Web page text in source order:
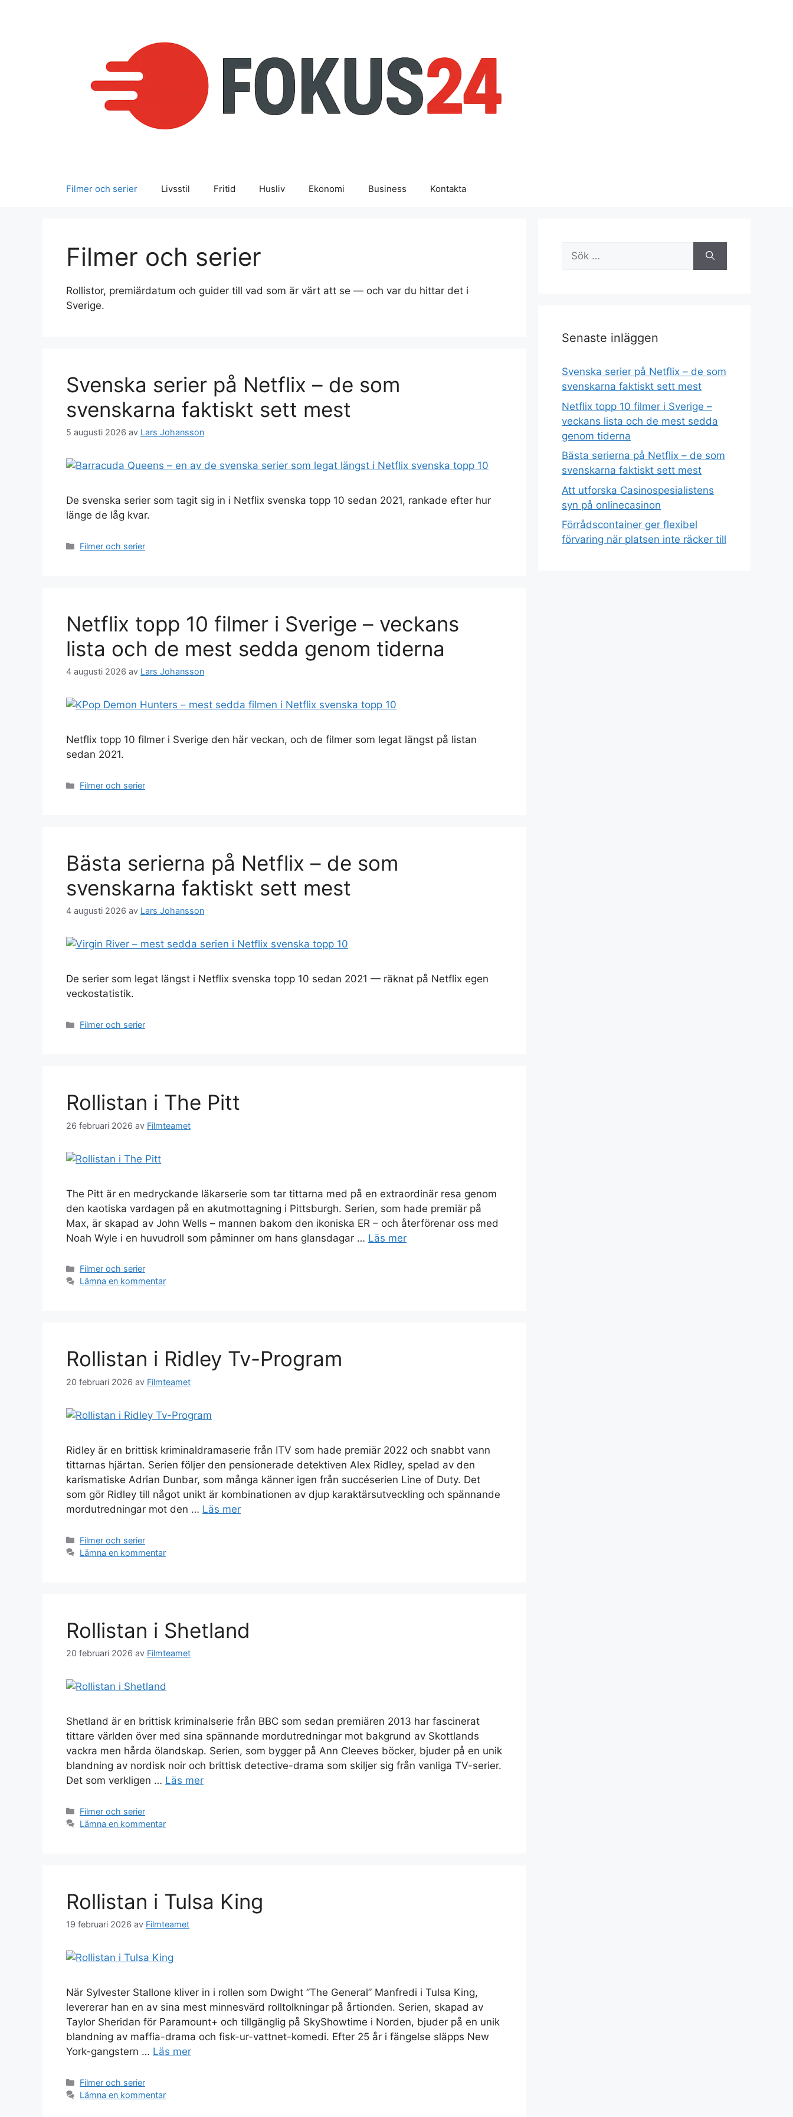
Filmer och serier Livsstil Fritid Husliv Ekonomi Business Kontakta
Filmer och serier
Rollistor, premiärdatum och guider till vad som är värt att se — och var du hittar det i
Sverige.
Svenska serier på Netflix – de som
svenskarna faktiskt sett mest
5 augusti 2026 av Lars Johansson
De svenska serier som tagit sig in i Netflix svenska topp 10 sedan 2021, rankade efter hur
länge de låg kvar.
Kategorier
Filmer och serier
Netflix topp 10 filmer i Sverige – veckans
lista och de mest sedda genom tiderna
4 augusti 2026 av Lars Johansson
Netflix topp 10 filmer i Sverige den här veckan, och de filmer som legat längst på listan
sedan 2021.
Kategorier
Filmer och serier
Bästa serierna på Netflix – de som
svenskarna faktiskt sett mest
4 augusti 2026 av Lars Johansson
De serier som legat längst i Netflix svenska topp 10 sedan 2021 — räknat på Netflix egen
veckostatistik.
Kategorier
Filmer och serier
Rollistan i The Pitt
26 februari 2026 av Filmteamet
The Pitt är en medryckande läkarserie som tar tittarna med på en extraordinär resa genom
den kaotiska vardagen på en akutmottagning i Pittsburgh. Serien, som hade premiär på
Max, är skapad av John Wells – mannen bakom den ikoniska ER – och återförenar oss med
Noah Wyle i en huvudroll som påminner om hans glansdagar … Läs mer
Kategorier
Filmer och serier
Lämna en kommentar
Rollistan i Ridley Tv-Program
20 februari 2026 av Filmteamet
Ridley är en brittisk kriminaldramaserie från ITV som hade premiär 2022 och snabbt vann
tittarnas hjärtan. Serien följer den pensionerade detektiven Alex Ridley, spelad av den
karismatiske Adrian Dunbar, som många känner igen från succéserien Line of Duty. Det
som gör Ridley till något unikt är kombinationen av djup karaktärsutveckling och spännande
mordutredningar mot den … Läs mer
Kategorier
Filmer och serier
Lämna en kommentar
Rollistan i Shetland
20 februari 2026 av Filmteamet
Shetland är en brittisk kriminalserie från BBC som sedan premiären 2013 har fascinerat
tittare världen över med sina spännande mordutredningar mot bakgrund av Skottlands
vackra men hårda ölandskap. Serien, som bygger på Ann Cleeves böcker, bjuder på en unik
blandning av nordisk noir och brittisk detective-drama som skiljer sig från vanliga TV-serier.
Det som verkligen … Läs mer
Kategorier
Filmer och serier
Lämna en kommentar
Rollistan i Tulsa King
19 februari 2026 av Filmteamet
När Sylvester Stallone kliver in i rollen som Dwight ”The General” Manfredi i Tulsa King,
levererar han en av sina mest minnesvärd rolltolkningar på årtionden. Serien, skapad av
Taylor Sheridan för Paramount+ och tillgänglig på SkyShowtime i Norden, bjuder på en unik
blandning av maffia-drama och fisk-ur-vattnet-komedi. Efter 25 år i fängelse släpps New
York-gangstern … Läs mer
Kategorier
Filmer och serier
Lämna en kommentar
Sök
efter:
Senaste inläggen
Svenska serier på Netflix – de som
svenskarna faktiskt sett mest
Netflix topp 10 filmer i Sverige –
veckans lista och de mest sedda
genom tiderna
Bästa serierna på Netflix – de som
svenskarna faktiskt sett mest
Att utforska Casinospesialistens
syn på onlinecasinon
Förrådscontainer ger flexibel
förvaring när platsen inte räcker till